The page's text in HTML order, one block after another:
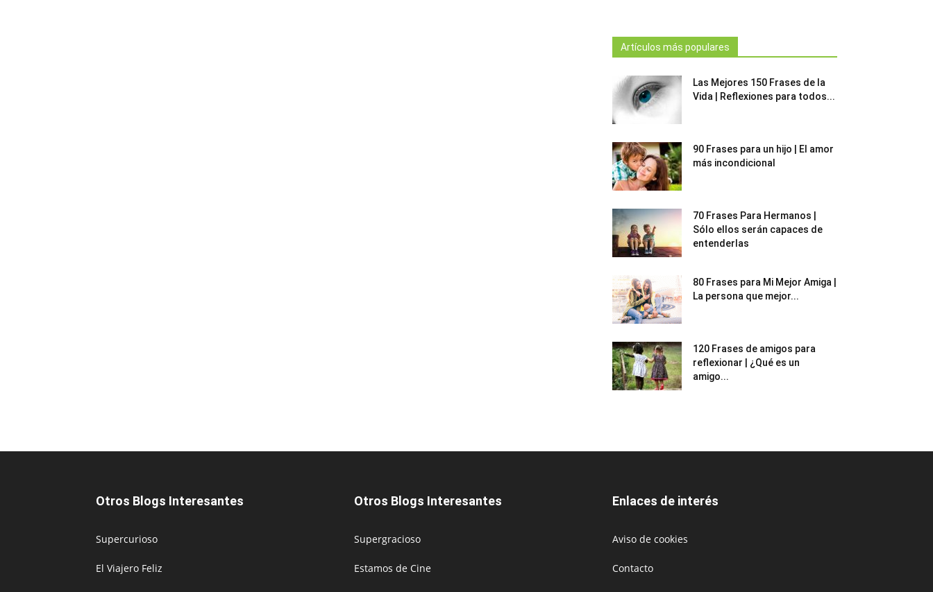
Artículos más populares
Las Mejores 150 Frases de la
Vida | Reflexiones para todos...
90 Frases para un hijo | El amor
más incondicional
70 Frases Para Hermanos |
Sólo ellos serán capaces de
entenderlas
80 Frases para Mi Mejor Amiga |
La persona que mejor...
120 Frases de amigos para
reflexionar | ¿Qué es un
amigo...
Otros Blogs Interesantes
Supercurioso
El Viajero Feliz
Otros Blogs Interesantes
Supergracioso
Estamos de Cine
Enlaces de interés
Aviso de cookies
Contacto